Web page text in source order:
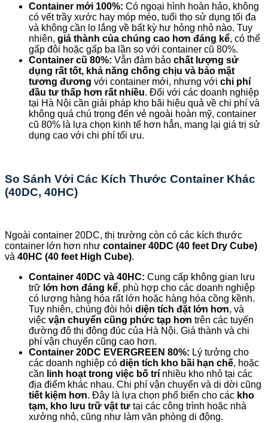
Container mới 100%: Có ngoại hình hoàn hảo, không
có vết trầy xước hay móp méo, tuổi thọ sử dụng tối đa
và không cần lo lắng về bất kỳ hư hỏng nhỏ nào. Tuy
nhiên, giá thành của chúng cao hơn đáng kể, có thể
gấp đôi hoặc gấp ba lần so với container cũ 80%.
Container cũ 80%: Vẫn đảm bảo chất lượng sử
dụng rất tốt, khả năng chống chịu và bảo mật
tương đương với container mới, nhưng với chi phí
đầu tư thấp hơn rất nhiều. Đối với các doanh nghiệp
tại Hà Nội cần giải pháp kho bãi hiệu quả về chi phí và
không quá chú trọng đến vẻ ngoài hoàn mỹ, container
cũ 80% là lựa chọn kinh tế hơn hẳn, mang lại giá trị sử
dụng cao với chi phí tối ưu.
So Sánh Với Các Kích Thước Container Khác
(40DC, 40HC)
Ngoài container 20DC, thị trường còn có các kích thước
container lớn hơn như container 40DC (40 feet Dry Cube)
và 40HC (40 feet High Cube).
Container 40DC và 40HC: Cung cấp không gian lưu
trữ lớn hơn đáng kể, phù hợp cho các doanh nghiệp
có lượng hàng hóa rất lớn hoặc hàng hóa cồng kềnh.
Tuy nhiên, chúng đòi hỏi diện tích đặt lớn hơn, và
việc vận chuyển cũng phức tạp hơn trên các tuyến
đường đô thị đông đúc của Hà Nội. Giá thành và chi
phí vận chuyển cũng cao hơn.
Container 20DC EVERGREEN 80%: Lý tưởng cho
các doanh nghiệp có diện tích kho bãi hạn chế, hoặc
cần linh hoạt trong việc bố trí nhiều kho nhỏ tại các
địa điểm khác nhau. Chi phí vận chuyển và di dời cũng
tiết kiệm hơn. Đây là lựa chọn phổ biến cho các kho
tạm, kho lưu trữ vật tư tại các công trình hoặc nhà
xưởng nhỏ, cũng như làm văn phòng di động.